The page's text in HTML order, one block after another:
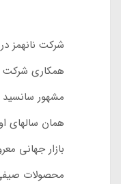
شرکت نانهمز
همکاری شرکت
مشهور سانسید
همان سالهای
بازار جهانی
محصولات صیفی